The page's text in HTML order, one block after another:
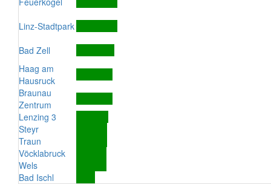
Linz-Stadtpark
Bad Zell
Haag am
Hausruck
Braunau
Zentrum
Lenzing 3
Steyr
Traun
Vöcklabruck
Wels
Bad Ischl